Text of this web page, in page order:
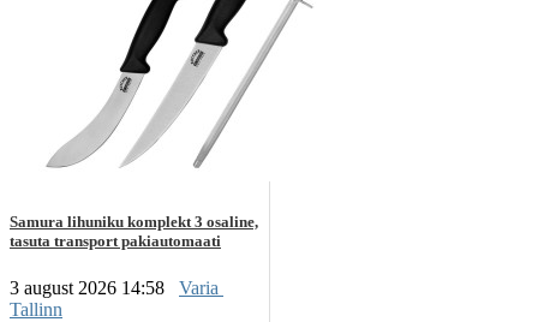
Samura lihuniku komplekt 3 osaline,
tasuta transport pakiautomaati
3 august 2026 14:58
Varia
Tallinn